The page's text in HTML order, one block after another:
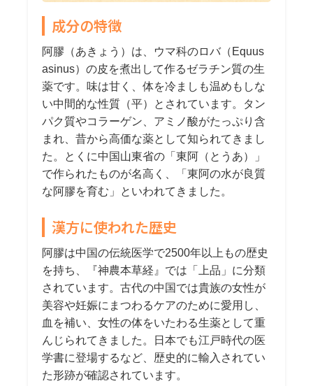
成分の特徴
阿膠（あきょう）は、ウマ科のロバ（Equus
asinus）の皮を煮出して作るゼラチン質の生
薬です。味は甘く、体を冷ましも温めもしな
い中間的な性質（平）とされています。タン
パク質やコラーゲン、アミノ酸がたっぷり含
まれ、昔から高価な薬として知られてきまし
た。とくに中国山東省の「東阿（とうあ）」
で作られたものが名高く、「東阿の水が良質
な阿膠を育む」といわれてきました。
漢方に使われた歴史
阿膠は中国の伝統医学で2500年以上もの歴史
を持ち、『神農本草経』では「上品」に分類
されています。古代の中国では貴族の女性が
美容や妊娠にまつわるケアのために愛用し、
血を補い、女性の体をいたわる生薬として重
んじられてきました。日本でも江戸時代の医
学書に登場するなど、歴史的に輸入されてい
た形跡が確認されています。